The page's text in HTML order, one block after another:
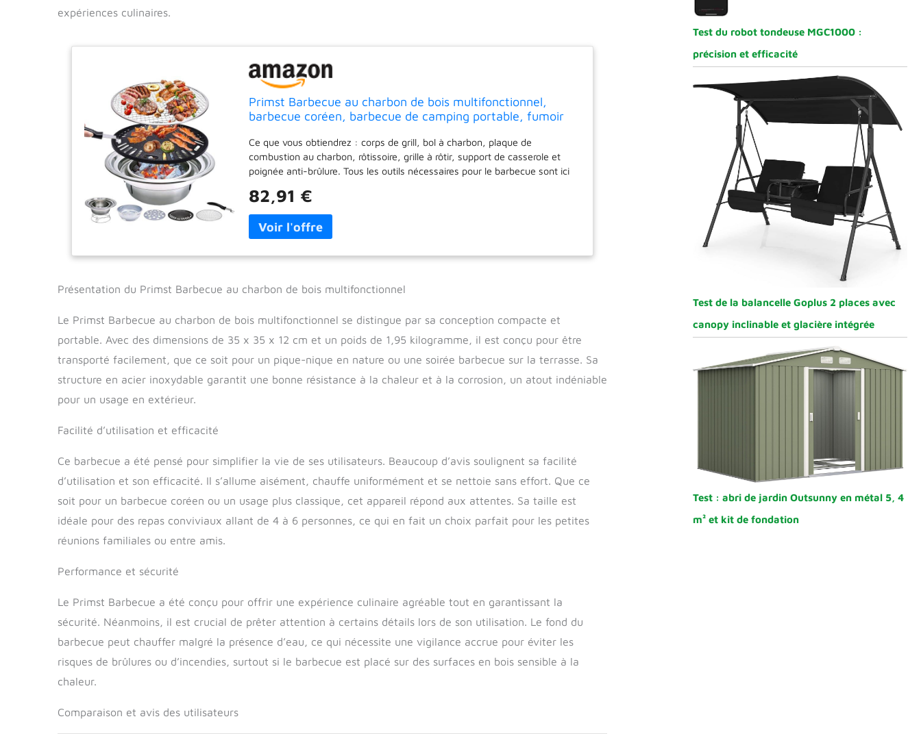
expériences culinaires.
Primst Barbecue au charbon de bois multifonctionnel,
barbecue coréen, barbecue de camping portable, fumoir
Ce que vous obtiendrez : corps de grill, bol à charbon, plaque de
combustion au charbon, rôtissoire, grille à rôtir, support de casserole et
poignée anti-brûlure. Tous les outils nécessaires pour le barbecue sont ici
des brochettes d'agneau, de la poitrine de poulet, du bœuf, du steak, de la
dinde, du maïs, du poivre vert, du bacon. Vous pouvez également utiliser
ce réchaud pour faire une délicieuse soupe pour la famille Qualité : fabriqué
en acier inoxydable épais et antirouille, et la poêle à rôtir antiadhésive fera
du barbecue un travail facile pour les débutants Taille de la flamme
différentes tailles de flamme. Le design amovible vous permet également
de la pêche en plein air Dimensions : diamètre supérieur : 35 cm, diamètre
inférieur : 23,5 cm. Hauteur : 12 cm
82,91 €
Présentation du Primst Barbecue au charbon de bois multifonctionnel
Le Primst Barbecue au charbon de bois multifonctionnel se distingue par sa conception compacte et
portable. Avec des dimensions de 35 x 35 x 12 cm et un poids de 1,95 kilogramme, il est conçu pour être
transporté facilement, que ce soit pour un pique-nique en nature ou une soirée barbecue sur la terrasse. Sa
structure en acier inoxydable garantit une bonne résistance à la chaleur et à la corrosion, un atout indéniable
pour un usage en extérieur.
Facilité d’utilisation et efficacité
Ce barbecue a été pensé pour simplifier la vie de ses utilisateurs. Beaucoup d’avis soulignent sa facilité
d’utilisation et son efficacité. Il s’allume aisément, chauffe uniformément et se nettoie sans effort. Que ce
soit pour un barbecue coréen ou un usage plus classique, cet appareil répond aux attentes. Sa taille est
idéale pour des repas conviviaux allant de 4 à 6 personnes, ce qui en fait un choix parfait pour les petites
réunions familiales ou entre amis.
Performance et sécurité
Le Primst Barbecue a été conçu pour offrir une expérience culinaire agréable tout en garantissant la
sécurité. Néanmoins, il est crucial de prêter attention à certains détails lors de son utilisation. Le fond du
barbecue peut chauffer malgré la présence d’eau, ce qui nécessite une vigilance accrue pour éviter les
risques de brûlures ou d’incendies, surtout si le barbecue est placé sur des surfaces en bois sensible à la
chaleur.
Comparaison et avis des utilisateurs
Test du robot tondeuse MGC1000 :
précision et efficacité
Test de la balancelle Goplus 2 places avec
canopy inclinable et glacière intégrée
Test : abri de jardin Outsunny en métal 5, 4
m² et kit de fondation